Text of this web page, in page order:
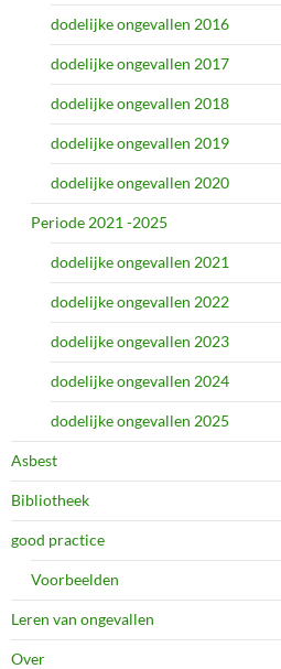
dodelijke ongevallen 2016
dodelijke ongevallen 2017
dodelijke ongevallen 2018
dodelijke ongevallen 2019
dodelijke ongevallen 2020
Periode 2021 -2025
dodelijke ongevallen 2021
dodelijke ongevallen 2022
dodelijke ongevallen 2023
dodelijke ongevallen 2024
dodelijke ongevallen 2025
Asbest
Bibliotheek
good practice
Voorbeelden
Leren van ongevallen
Over